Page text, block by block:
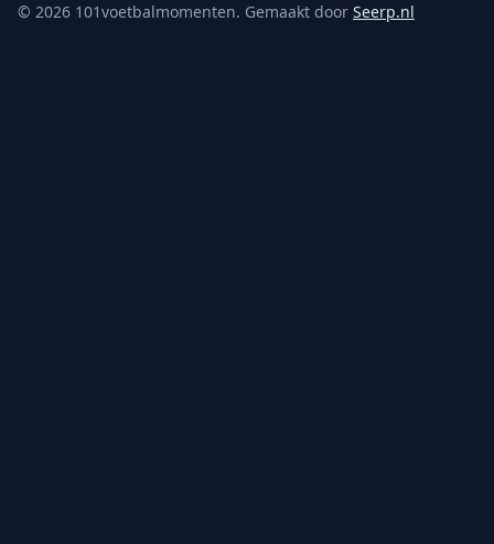
© 2026 101voetbalmomenten. Gemaakt door Seerp.nl